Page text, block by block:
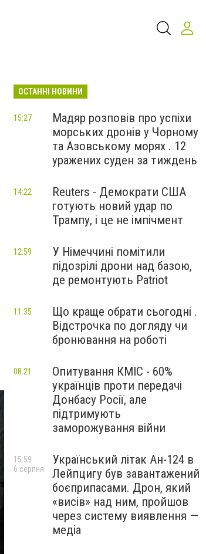
ОСТАННІ НОВИНИ
Мадяр розповів про успіхи
морських дронів у Чорному
та Азовському морях . 12
уражених суден за тиждень
15:27
Reuters - Демократи США
готують новий удар по
Трампу, і це не імпічмент
14:22
У Німеччині помітили
підозрілі дрони над базою,
де ремонтують Patriot
12:59
Що краще обрати сьогодні .
Відстрочка по догляду чи
бронювання на роботі
11:35
Опитування КМІС - 60%
українців проти передачі
Донбасу Росії, але
підтримують
заморожування війни
08:21
Український літак Ан-124 в
Лейпцигу був завантажений
боєприпасами. Дрон, який
«висів» над ним, пройшов
через систему виявлення —
медіа
15:59
6 серпня